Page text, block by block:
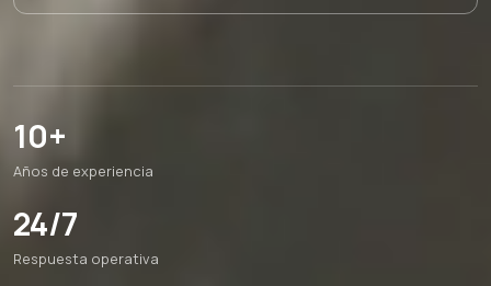
10+
Años de experiencia
24/7
Respuesta operativa